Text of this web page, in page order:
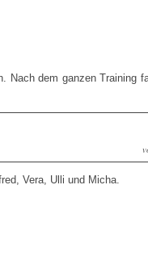
Nach dem ganzen
Vera, Ulli und Micha.